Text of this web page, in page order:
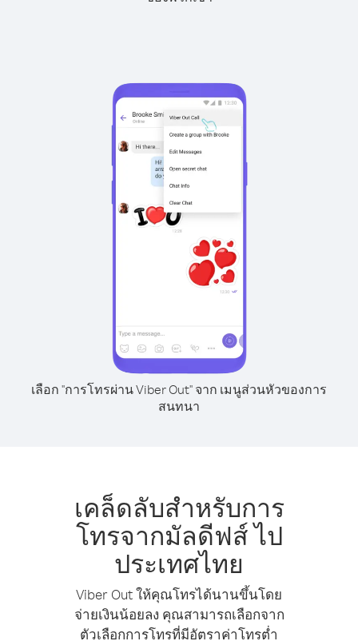
เลือก "การโทรผ่าน Viber Out" จาก เมนูส่วนหัวของการ
สนทนา
เคล็ดลับสำหรับการ
โทรจากมัลดีฟส์ ไป
ประเทศไทย
Viber Out ให้คุณโทรได้นานขึ้นโดย
จ่ายเงินน้อยลง คุณสามารถเลือกจาก
ตัวเลือกการโทรที่มีอัตราค่าโทรต่ำ